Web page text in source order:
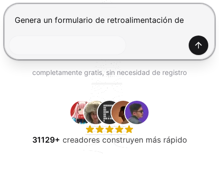
Presiona Enter para enviar, Shift+Enter para añadir
completamente gratis, sin necesidad de registro
31129+ creadores construyen más rápido